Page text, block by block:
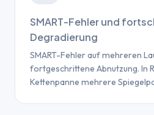
SMART-Fehler und
Degradierung
SMART-Fehler auf mehreren
fortgeschrittene Abnutzung. In
Kettenpanne mehrere